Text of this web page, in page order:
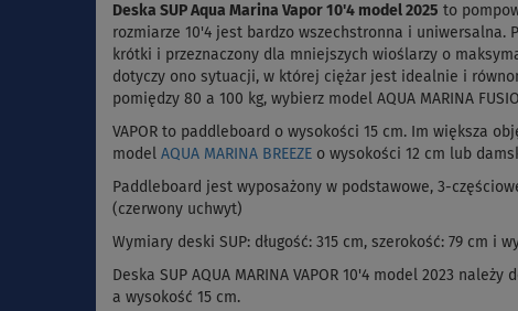
Deska SUP Aqua Marina Vapor 10'4 model 2025 to
rozmiarze 10'4 jest bardzo wszechstronna i
krótki i przeznaczony dla mniejszych wioślarzy o
dotyczy ono sytuacji, w której ciężar jest idealnie i
pomiędzy 80 a 100 kg, wybierz model AQUA MARINA
VAPOR to paddleboard o wysokości 15 cm. Im większa
model
AQUA MARINA BREEZE o wysokości 12 cm lub
Paddleboard jest wyposażony w podstawowe, 3-
(czerwony uchwyt)
Wymiary deski SUP: długość: 315 cm, szerokość: 79 cm i
Deska SUP AQUA MARINA VAPOR 10'4 model 2023 należy
a wysokość 15 cm.